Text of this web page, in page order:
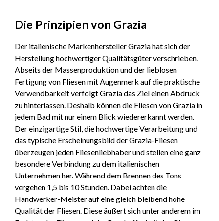
Die Prinzipien von Grazia
Der italienische Markenhersteller Grazia hat sich der
Herstellung hochwertiger Qualitätsgüter verschrieben.
Abseits der Massenproduktion und der lieblosen
Fertigung von Fliesen mit Augenmerk auf die praktische
Verwendbarkeit verfolgt Grazia das Ziel einen Abdruck
zu hinterlassen. Deshalb können die Fliesen von Grazia in
jedem Bad mit nur einem Blick wiedererkannt werden.
Der einzigartige Stil, die hochwertige Verarbeitung und
das typische Erscheinungsbild der Grazia-Fliesen
überzeugen jeden Fliesenliebhaber und stellen eine ganz
besondere Verbindung zu dem italienischen
Unternehmen her. Während dem Brennen des Tons
vergehen 1,5 bis 10 Stunden. Dabei achten die
Handwerker-Meister auf eine gleich bleibend hohe
Qualität der Fliesen. Diese äußert sich unter anderem im